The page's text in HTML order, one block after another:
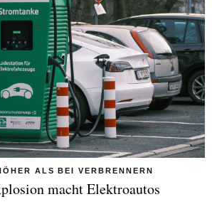
ALS BEI VERBRENNERN
macht Elektroautos